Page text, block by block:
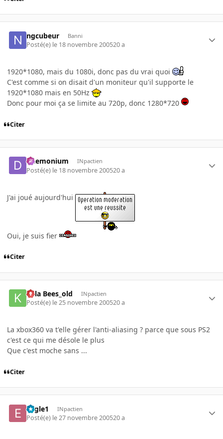
ngcubeur Banni
Posté(e) le 18 novembre 200520 a
1920*1080, mais du 1080i, donc pas du vrai quoi
C'est comme si on disait d'un moniteur qu'il supporte le
1920*1080 mais en 50Hz
Donc pour moi ça se limite au 720p, donc 1280*720
Citer
Daemonium INpactien
Posté(e) le 18 novembre 200520 a
J'ai joué aujourd'hui
Oui, je suis fier
Citer
Killa Bees_old INpactien
Posté(e) le 25 novembre 200520 a
La xbox360 va t'elle gérer l'anti-aliasing ? parce que sous PS2
c'est ce qui me désole le plus
Que c'est moche sans ...
Citer
Eagle1 INpactien
Posté(e) le 27 novembre 200520 a